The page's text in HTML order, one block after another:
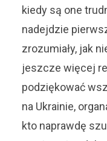
kiedy są one
nadejdzie
zrozumiały, jak
jeszcze więcej
podziękować
na Ukrainie,
kto naprawdę